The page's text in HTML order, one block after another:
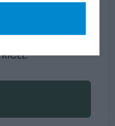
Durée du
le jour même.